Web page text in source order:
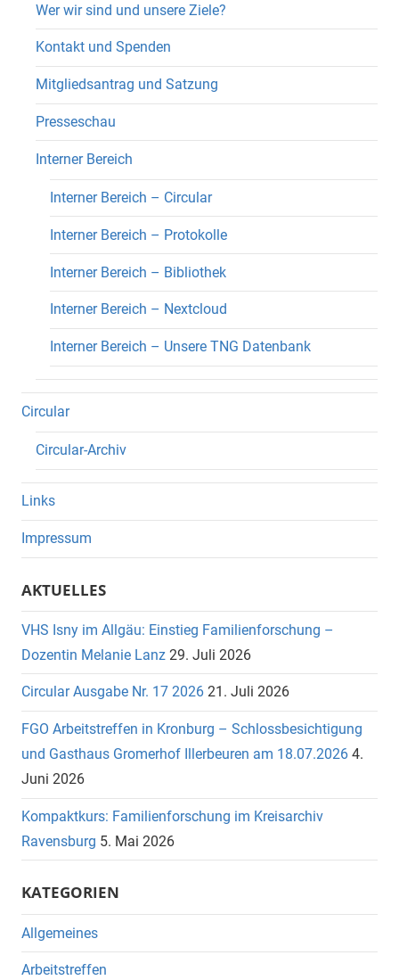
Wer wir sind und unsere Ziele?
Kontakt und Spenden
Mitgliedsantrag und Satzung
Presseschau
Interner Bereich
Interner Bereich – Circular
Interner Bereich – Protokolle
Interner Bereich – Bibliothek
Interner Bereich – Nextcloud
Interner Bereich – Unsere TNG Datenbank
Circular
Circular-Archiv
Links
Impressum
AKTUELLES
VHS Isny im Allgäu: Einstieg Familienforschung –
Dozentin Melanie Lanz 29. Juli 2026
Circular Ausgabe Nr. 17 2026 21. Juli 2026
FGO Arbeitstreffen in Kronburg – Schlossbesichtigung
und Gasthaus Gromerhof Illerbeuren am 18.07.2026 4.
Juni 2026
Kompaktkurs: Familienforschung im Kreisarchiv
Ravensburg 5. Mai 2026
KATEGORIEN
Allgemeines
Arbeitstreffen